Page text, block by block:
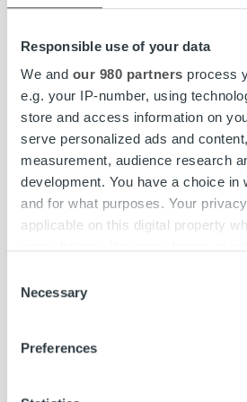
Responsible use of your data
We and our 980 partners process
e.g. your IP-number, using
store and access information on
serve personalized ads and
measurement, audience research
development. You have a choice in
and for what purposes. Your
applicable on this digital property
the Privacy trigger icon.
Find out more about how your
and set your preferences in the
We use cookies to personalise
Selection
Necessary
Preferences
suunnannäyttäjänä”,Mikko Puhakka
Ropo Capitalon johtava laskun
rahoituspalveluiden tarjoaja
koko laskun elinkaaren hallinnan
reskontran hoitoon, saatavien
Kilpailemme Pohjoismaiden
edelläkävijänä – toimintamallimme
teknologiaan, automaatioon ja
Työllistämme Suomessa, Ruotsissa
laskua ja muuta dokumenttia.